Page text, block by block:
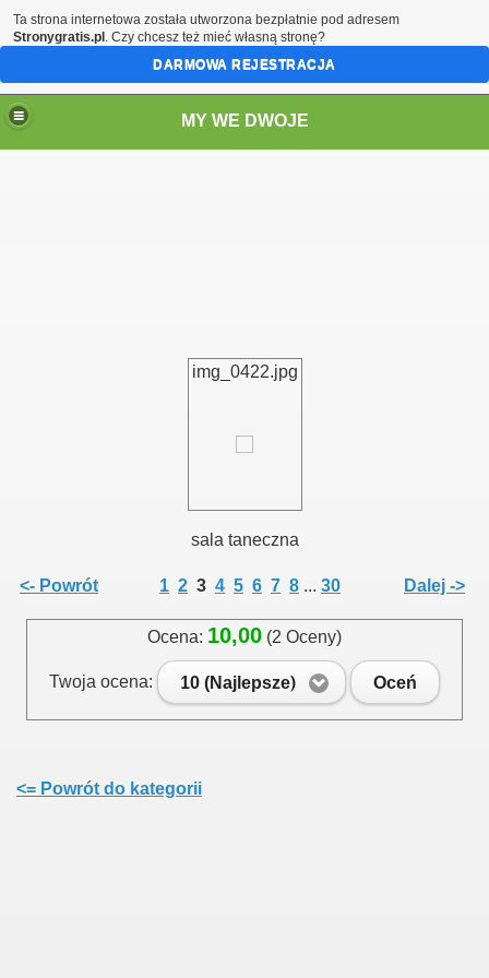
MY WE DWOJE
img_0422.jpg
sala taneczna
<- Powrót 1 2 3 4 5 6 7 8 ... 30 Dalej ->
Ocena: 10,00 (2 Oceny)
Twoja ocena: 10 (Najlepsze) Oceń
<= Powrót do kategorii
Ta strona internetowa została utworzona bezpłatnie pod adresem
Stronygratis.pl . Czy chcesz też mieć własną stronę?
DARMOWA REJESTRACJA